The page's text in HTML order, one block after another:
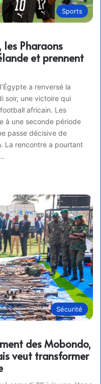
Sports
Pharaons
et prennent
a renversé la
soir, une victoire qui
africain. Les
à une seconde période
passe décisive de
La rencontre a pourtant
Sécurité
des Mobondo,
veut transformer